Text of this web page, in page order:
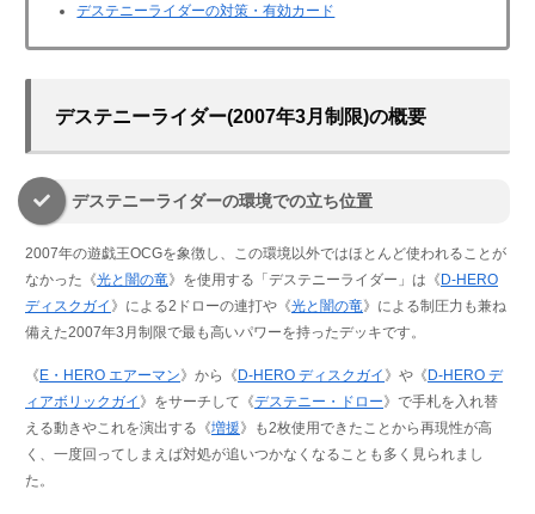
デステニーライダーの対策・有効カード
デステニーライダー(2007年3月制限)の概要
デステニーライダーの環境での立ち位置
2007年の遊戯王OCGを象徴し、この環境以外ではほとんど使われることが
なかった《光と闇の竜》を使用する「デステニーライダー」は《D-HERO
ディスクガイ 》による2ドローの連打や《光と闇の竜》による制圧力も兼ね
備えた2007年3月制限で最も高いパワーを持ったデッキです。
《 E・HERO エアーマン》から《 D-HERO ディスクガイ 》や《 D-HERO デ
ィアボリックガイ 》をサーチして《デステニー・ドロー》で手札を入れ替
える動きやこれを演出する《増援》も2枚使用できたことから再現性が高
く、一度回ってしまえば対処が追いつかなくなることも多く見られまし
た。